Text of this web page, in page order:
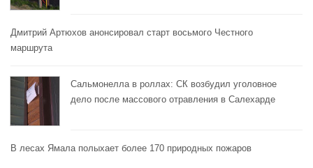
Дмитрий Артюхов анонсировал старт восьмого Честного
маршрута
Сальмонелла в роллах: СК возбудил уголовное
дело после массового отравления в Салехарде
В лесах Ямала полыхает более 170 природных пожаров